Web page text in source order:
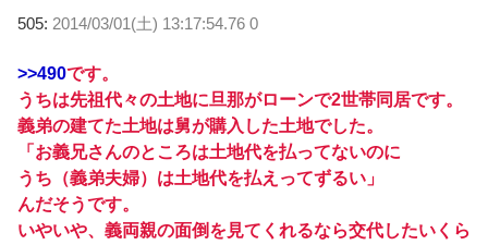
505: 2014/03/01(土) 13:17:54.76 0
>>490です。
うちは先祖代々の土地に旦那がローンで2世帯同居です。
義弟の建てた土地は舅が購入した土地でした。
「お義兄さんのところは土地代を払ってないのに
うち（義弟夫婦）は土地代を払えってずるい」
んだそうです。
いやいや、義両親の面倒を見てくれるなら交代したいくら